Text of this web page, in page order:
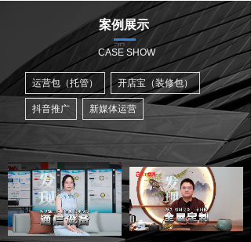
运营包（托管） 开店宝（装修包）
抖音推广 新媒体运营
双
击
此
处
添
加
文
字
CASE SHOW
案例展示